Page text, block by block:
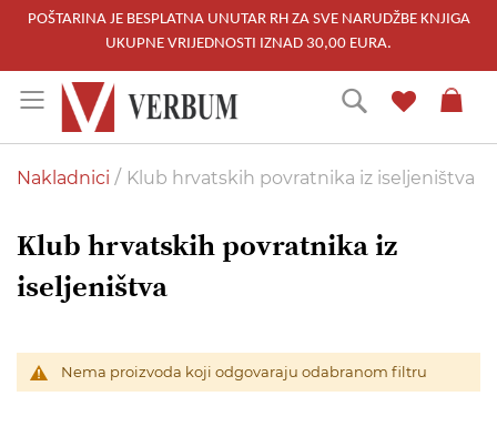
POŠTARINA JE BESPLATNA UNUTAR RH ZA SVE NARUDŽBE KNJIGA
UKUPNE VRIJEDNOSTI IZNAD 30,00 EURA.
to
Content
Traži
Nakladnici Klub hrvatskih povratnika iz iseljeništva
Klub hrvatskih povratnika iz
iseljeništva
Nema proizvoda koji odgovaraju odabranom filtru